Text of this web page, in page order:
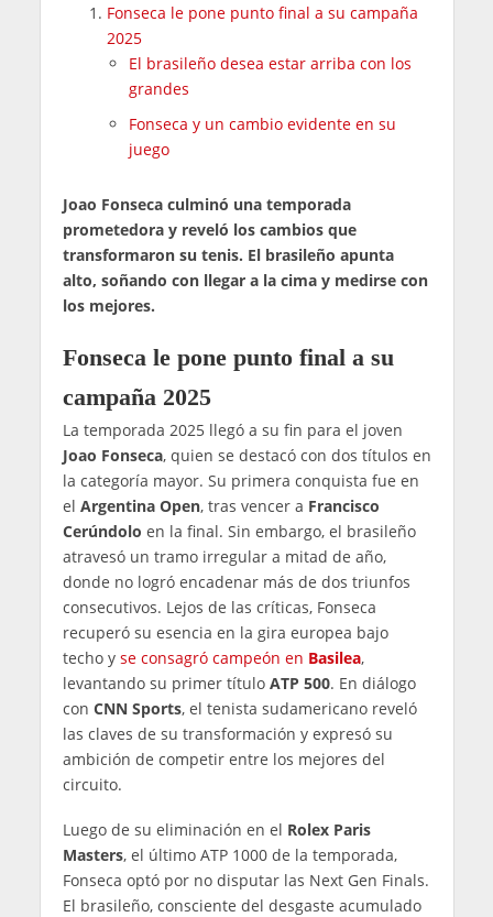
Fonseca le pone punto final a su campaña
2025
El brasileño desea estar arriba con los
grandes
Fonseca y un cambio evidente en su
juego
Joao Fonseca culminó una temporada
prometedora y reveló los cambios que
transformaron su tenis. El brasileño apunta
alto, soñando con llegar a la cima y medirse con
los mejores.
Fonseca le pone punto final a su
campaña 2025
La temporada 2025 llegó a su fin para el joven
Joao Fonseca, quien se destacó con dos títulos en
la categoría mayor. Su primera conquista fue en
el Argentina Open, tras vencer a Francisco
Cerúndolo en la final. Sin embargo, el brasileño
atravesó un tramo irregular a mitad de año,
donde no logró encadenar más de dos triunfos
consecutivos. Lejos de las críticas, Fonseca
recuperó su esencia en la gira europea bajo
techo y se consagró campeón en Basilea,
levantando su primer título ATP 500. En diálogo
con CNN Sports, el tenista sudamericano reveló
las claves de su transformación y expresó su
ambición de competir entre los mejores del
circuito.
Luego de su eliminación en el Rolex Paris
Masters, el último ATP 1000 de la temporada,
Fonseca optó por no disputar las Next Gen Finals.
El brasileño, consciente del desgaste acumulado